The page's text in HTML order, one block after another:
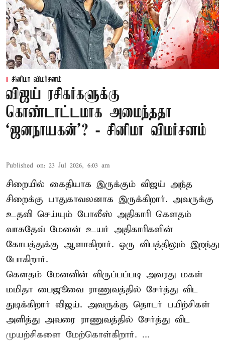
சினிமா விமர்சனம்
விஜய் ரசிகர்களுக்கு
கொண்டாட்டமாக அமைந்ததா
‘ஜனநாயகன்’? - சினிமா விமர்சனம்
Published on: 23 Jul 2026, 6:03 am
சிறையில் கைதியாக இருக்கும் விஜய் அந்த
சிறைக்கு பாதுகாவலனாக இருக்கிறார். அவருக்கு
உதவி செய்யும் போலீஸ் அதிகாரி கௌதம்
வாசுதேவ் மேனன் உயர் அதிகாரிகளின்
கோபத்துக்கு ஆளாகிறார். ஒரு விபத்திலும் இறந்து
போகிறார்.
கௌதம் மேனனின் விருப்பப்படி அவரது மகள்
மமிதா பைஜூவை ராணுவத்தில் சேர்த்து விட
துடிக்கிறார் விஜய். அவருக்கு தொடர் பயிற்சிகள்
அளித்து அவரை ராணுவத்தில் சேர்த்து விட
முயற்சிகளை மேற்கொள்கிறார். ...